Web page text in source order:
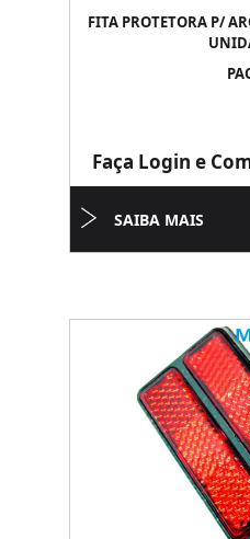
FITA PROTETORA P/
Faça Login e
SAIBA MAIS